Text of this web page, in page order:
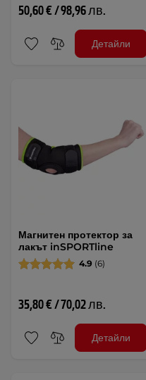
50,60 € / 98,96 лв.
Детайли
Магнитен протектор за
лакът inSPORTline
4.9 (6)
35,80 € / 70,02 лв.
Детайли